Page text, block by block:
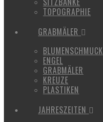
TOPOGRAPHIE
GRABMÄLER
BLUMENSCHMUCK
ENGEL
GRABMÄLER
KREUZE
PLASTIKEN
JAHRESZEITEN